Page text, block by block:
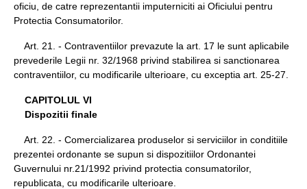
oficiu, de catre reprezentantii imputerniciti ai Oficiului pentru
Protectia Consumatorilor.
Art. 21. - Contraventiilor prevazute la art. 17 le sunt aplicabile
prevederile Legii nr. 32/1968 privind stabilirea si sanctionarea
contraventiilor, cu modificarile ulterioare, cu exceptia art. 25-27.
CAPITOLUL VI
Dispozitii finale
Art. 22. - Comercializarea produselor si serviciilor in conditiile
prezentei ordonante se supun si dispozitiilor Ordonantei
Guvernului nr.21/1992 privind protectia consumatorilor,
republicata, cu modificarile ulterioare.